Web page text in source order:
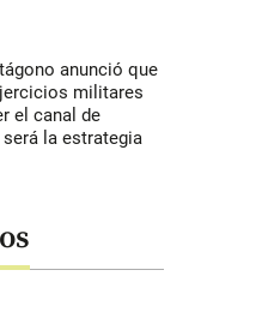
anunció que
militares
el canal de
será la estrategia